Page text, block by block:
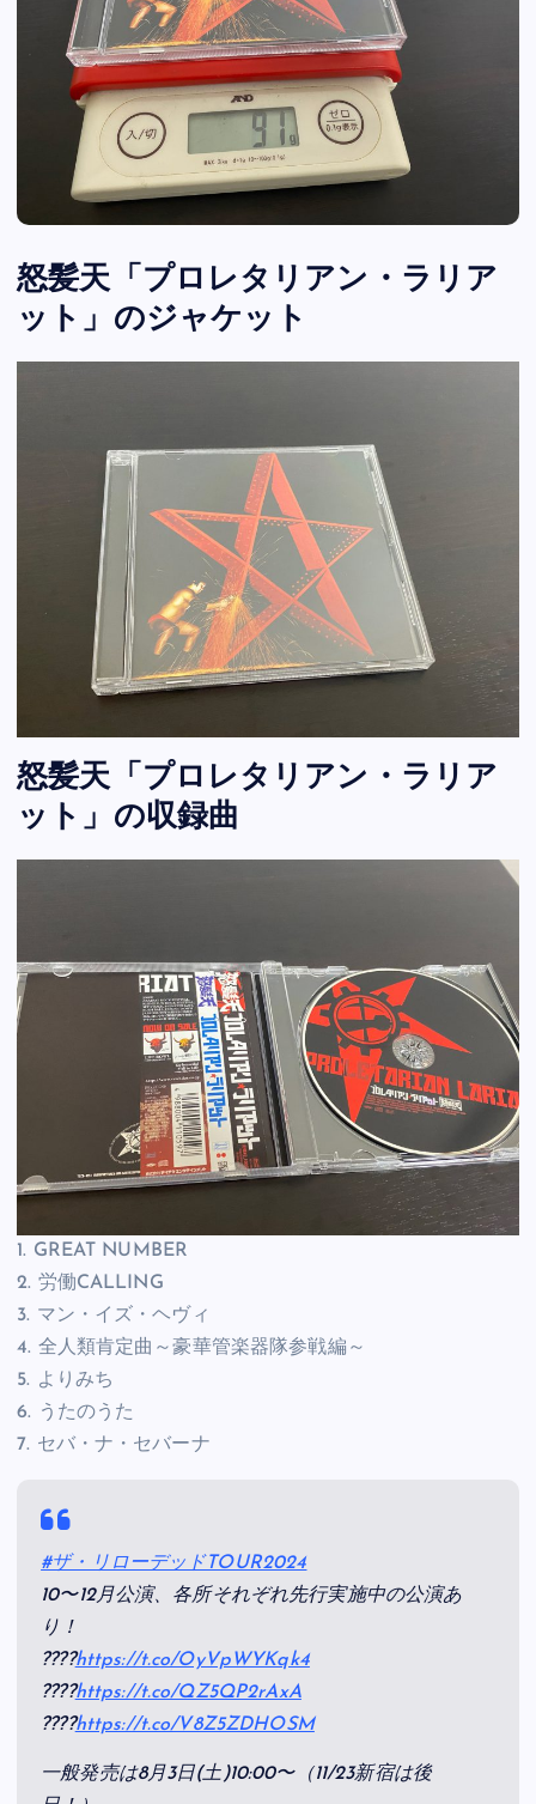
怒髪天「プロレタリアン・ラリア
ット」のジャケット
怒髪天「プロレタリアン・ラリア
ット」の収録曲
1. GREAT NUMBER
2. 労働CALLING
3. マン・イズ・ヘヴィ
4. 全人類肯定曲～豪華管楽器隊参戦編～
5. よりみち
6. うたのうた
7. セバ・ナ・セバーナ
#ザ・リローデッドTOUR2024
10〜12月公演、各所それぞれ先行実施中の公演あ
り！
????https://t.co/OyVpWYKqk4
????https://t.co/QZ5QP2rAxA
????https://t.co/V8Z5ZDHOSM
一般発売は8月3日(土)10:00〜（11/23新宿は後